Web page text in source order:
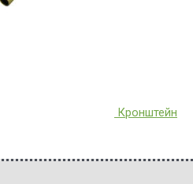
Кронштейн